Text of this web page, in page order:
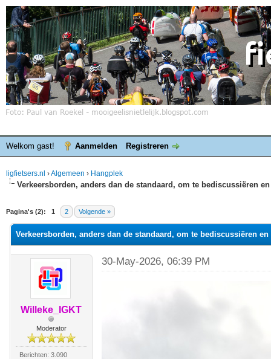
Welkom gast! Aanmelden Registreren
ligfietsers.nl ›Algemeen › Hangplek
Verkeersborden, anders dan de standaard, om te bediscussiëren
Pagina's (2): 1 2 Volgende »
waardering is 0
Verkeersborden, anders dan de standaard, om te bediscussiëren en
Willeke_IGKT
Moderator
Berichten: 3.090
30-May-2026, 06:39 PM